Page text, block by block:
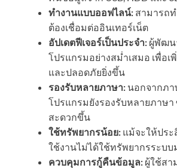
ทำงานแบบออฟไลน์: สามารถ
ต้องเชื่อมต่ออินเทอร์เน็ต
อัปเดตฟีเจอร์เป็นประจำ: ผู้พัฒน
โปรแกรมอย่างสม่ำเสมอ เพื่อ
และปลอดภัยยิ่งขึ้น
รองรับหลายภาษา: นอกจากภา
โปรแกรมยังรองรับหลายภาษา
สะดวกขึ้น
ใช้ทรัพยากรน้อย: แม้จะให้ปร
ใช้งานไม่ได้ใช้ทรัพยากรระบบ
ควบคุมการกู้คืนข้อมูล: ผู้ใช้สา